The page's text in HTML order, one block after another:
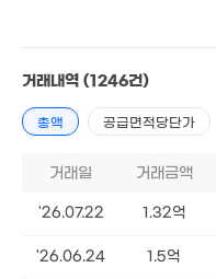
'21. 09
거래내역 (1246건)
총액 공급면적당단가
거래일 거래금액
'26.07.22 1.32억
'26.06.24 1.5억